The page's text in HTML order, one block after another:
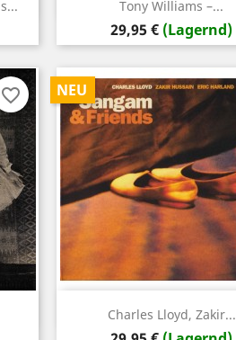
Tony Williams –...
Preis
29,95 € (Lagernd)
favorite_border
Charles Lloyd, Zakir...
NEU
Vorschau